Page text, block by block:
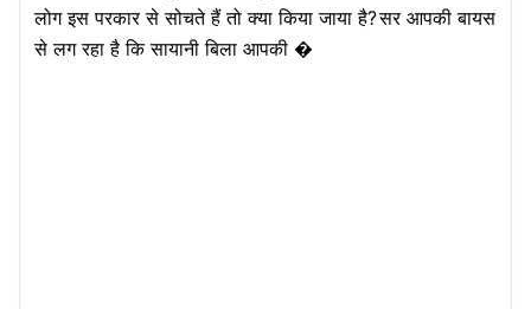
लोग इस परकार से सोचते हैं तो क्या किया जाया है?सर आपकी बायस
से लग रहा है कि सायानी बिला आपकी �